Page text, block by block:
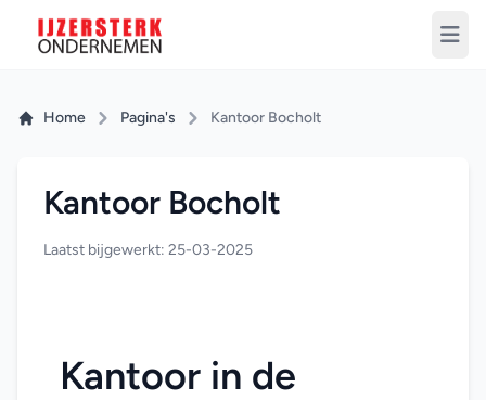
Home Pagina's Kantoor Bocholt
Kantoor Bocholt
Laatst bijgewerkt: 25-03-2025
Kantoor in de